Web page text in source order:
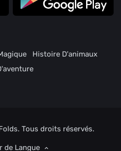
Histoire D'animaux
Tous droits réservés.
de Langue